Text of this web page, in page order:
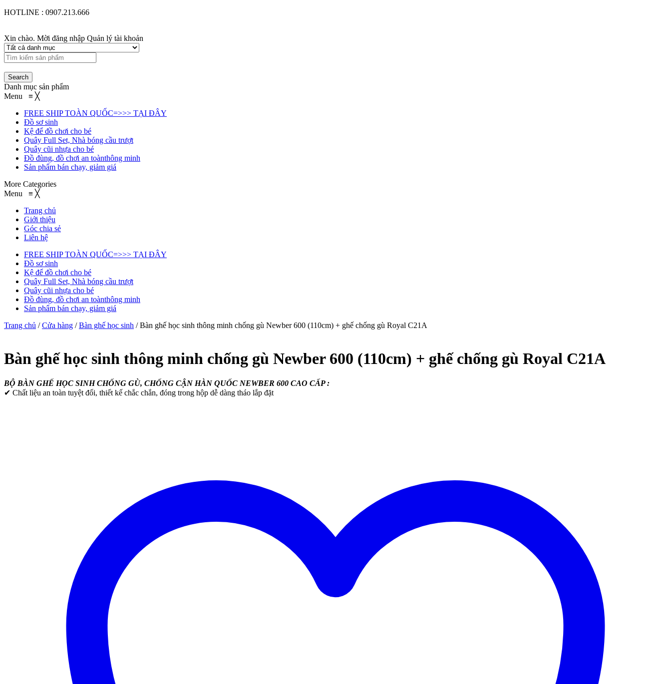
HOTLINE : 0907.213.666
Xin chào. Mời đăng nhập Quản lý tài khoản
Danh mục sản phẩm
Menu ≡ ╳
FREE SHIP TOÀN QUỐC=>>> TẠI ĐÂY
Đồ sơ sinh
Kệ để đồ chơi cho bé
Quây Full Set, Nhà bóng cầu trượt
Quây cũi nhựa cho bé
Đồ đùng, đồ chơi an toànthông minh
Sản phẩm bán chạy, giảm giá
More Categories
Menu ≡ ╳
Trang chủ
Giới thiệu
Góc chia sẻ
Liên hệ
FREE SHIP TOÀN QUỐC=>>> TẠI ĐÂY
Đồ sơ sinh
Kệ để đồ chơi cho bé
Quây Full Set, Nhà bóng cầu trượt
Quây cũi nhựa cho bé
Đồ đùng, đồ chơi an toànthông minh
Sản phẩm bán chạy, giảm giá
Trang chủ /Cửa hàng /Bàn ghế học sinh / Bàn ghế học sinh thông minh chống gù Newber 600 (110cm) + ghế chống gù Royal C21A
Bàn ghế học sinh thông minh chống gù Newber 600 (110cm) + ghế chống gù Royal C21A
BỘ BÀN GHẾ HỌC SINH CHỐNG GÙ, CHỐNG CẬN HÀN QUỐC NEWBER 600 CAO CẤP :
✔ Chất liệu an toàn tuyệt đối, thiết kế chắc chắn, đóng trong hộp dễ dàng tháo lắp đặt